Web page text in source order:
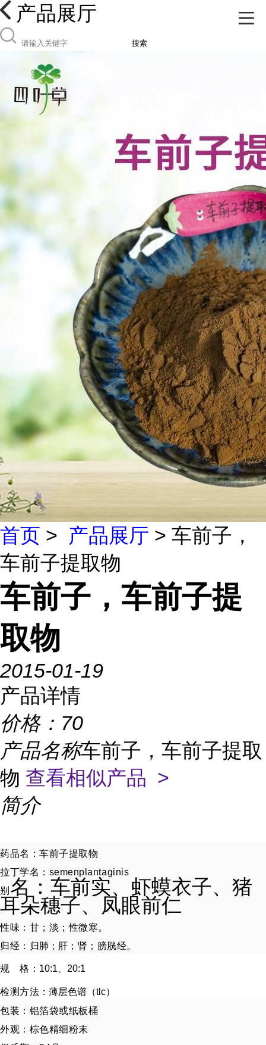
产品展厅
搜索
首页 > 产品展厅 > 车前子，
车前子提取物
车前子，车前子提
取物
2015-01-19
产品详情
价格： 70
产品名称车前子，车前子提取
物 查看相似产品 >
简介
药品名 ：车前子提取物
拉丁学名 ：semenplantaginis
别 名：车前实、虾蟆衣子、猪
耳朵穗子、凤眼前仁
性味 ：甘；淡；性微寒。
归经 ：归肺 ； 肝 ；肾；膀胱经。
规 格 ： 10:1 、20:1
检测方法 ：薄层色谱（tlc）
包装 ：铝箔袋或纸板桶
外观 ：棕色精细粉末